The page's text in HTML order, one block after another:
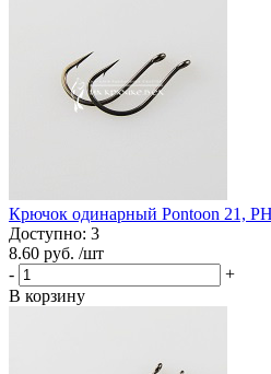
Крючок одинарный Pontoon 21,
Доступно: 3
8.60 руб. /шт
-
+
В корзину